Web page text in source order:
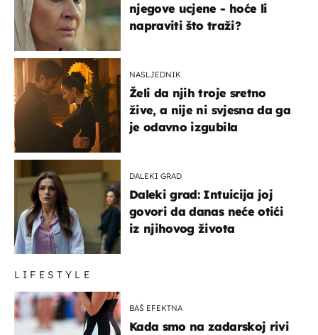
njegove ucjene - hoće li
napraviti što traži?
NASLJEDNIK
Želi da njih troje sretno
žive, a nije ni svjesna da ga
je odavno izgubila
DALEKI GRAD
Daleki grad: Intuicija joj
govori da danas neće otići
iz njihovog života
LIFESTYLE
BAŠ EFEKTNA
Kada smo na zadarskoj rivi